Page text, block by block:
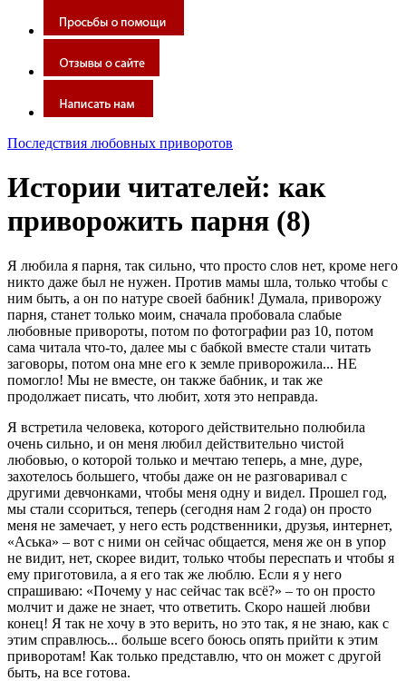
Последствия любовных приворотов
Истории читателей: как
приворожить парня (8)
Я любила я парня, так сильно, что просто слов нет, кроме него
никто даже был не нужен. Против мамы шла, только чтобы с
ним быть, а он по натуре своей бабник! Думала, приворожу
парня, станет только моим, сначала пробовала слабые
любовные привороты, потом по фотографии раз 10, потом
сама читала что-то, далее мы с бабкой вместе стали читать
заговоры, потом она мне его к земле приворожила... НЕ
помогло! Мы не вместе, он также бабник, и так же
продолжает писать, что любит, хотя это неправда.
Я встретила человека, которого действительно полюбила
очень сильно, и он меня любил действительно чистой
любовью, о которой только и мечтаю теперь, а мне, дуре,
захотелось большего, чтобы даже он не разговаривал с
другими девчонками, чтобы меня одну и видел. Прошел год,
мы стали ссориться, теперь (сегодня нам 2 года) он просто
меня не замечает, у него есть родственники, друзья, интернет,
«Аська» – вот с ними он сейчас общается, меня же он в упор
не видит, нет, скорее видит, только чтобы переспать и чтобы я
ему приготовила, а я его так же люблю. Если я у него
спрашиваю: «Почему у нас сейчас так всё?» – то он просто
молчит и даже не знает, что ответить. Скоро нашей любви
конец! Я так не хочу в это верить, но это так, я не знаю, как с
этим справлюсь... больше всего боюсь опять прийти к этим
приворотам! Как только представлю, что он может с другой
быть, на все готова.